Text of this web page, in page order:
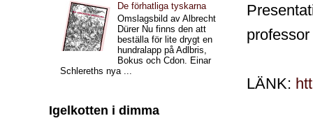
LÄNK:
De förhatliga tyskarna
Omslagsbild av Albrecht
Dürer Nu finns den att
beställa för lite drygt en
hundralapp på Adlbris,
Bokus och Cdon. Einar
Schlereths nya ...
Igelkotten i dimma